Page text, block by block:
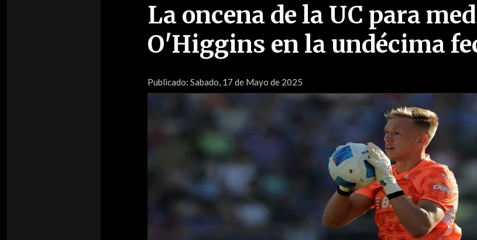
La oncena de la UC para
O'Higgins en la undécima
Publicado: Sabado, 17 de Mayo de 2025